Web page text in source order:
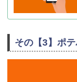
その【3】ポ